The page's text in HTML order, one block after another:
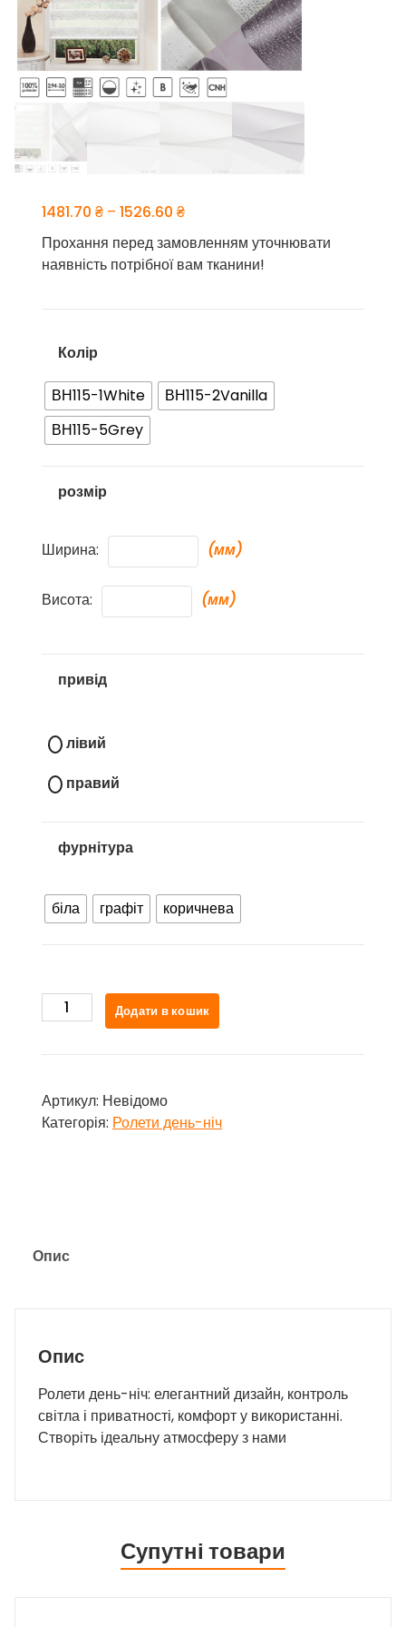
1481.70 ₴ – 1526.60 ₴Price
1481.70 ₴
through
Прохання перед замовленням уточнювати
наявність потрібної вам тканини!
Колір
ВН115-1White
ВН115-2Vanilla
ВН115-5Grey
розмір
Ширина: (мм)
Висота: (мм)
привід
лівий
правий
фурнітура
біла графіт коричнева
115
Додати в кошик
Артикул: Невідомо
Категорія: Ролети день-ніч
Опис
Опис
Ролети день-ніч: елегантний дизайн, контроль
світла і приватності, комфорт у використанні.
Створіть ідеальну атмосферу з нами
Супутні товари